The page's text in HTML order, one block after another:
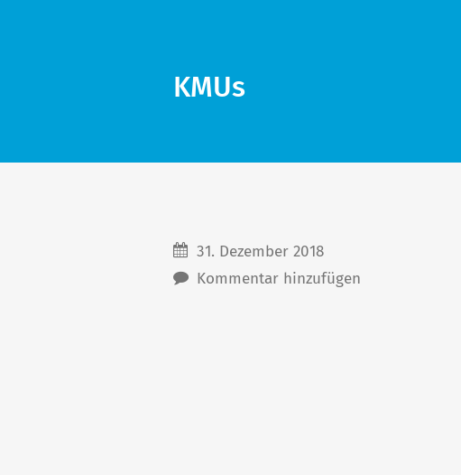
KMUs
31. Dezember 2018
Kommentar hinzufügen